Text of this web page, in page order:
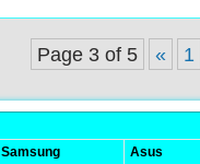
Page 3 of 5 « 1
Samsung Asus